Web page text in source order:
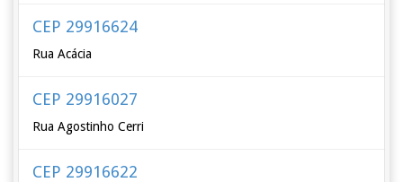
CEP 29916624
Rua Acácia
CEP 29916027
Rua Agostinho Cerri
CEP 29916622